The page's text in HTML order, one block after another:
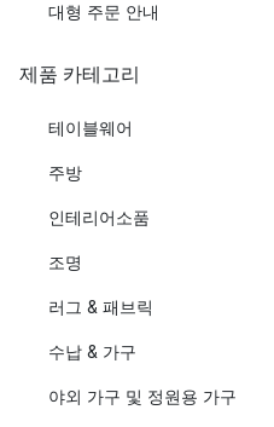
대형 주문 안내
제품 카테고리
테이블웨어
주방
인테리어소품
조명
러그 & 패브릭
수납 & 가구
야외 가구 및 정원용 가구